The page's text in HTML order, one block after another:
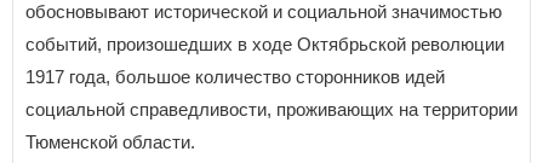
обосновывают исторической и социальной значимостью
событий, произошедших в ходе Октябрьской революции
1917 года, большое количество сторонников идей
социальной справедливости, проживающих на территории
Тюменской области.